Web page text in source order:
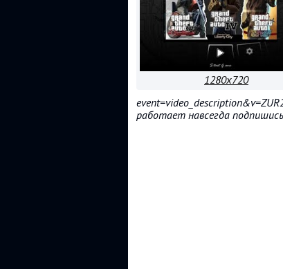
1280x720
работает навсегда подпишись